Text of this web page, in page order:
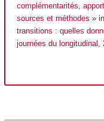
complémentarités,
sources et méthodes »
transitions : quelles
journées du longitudinal